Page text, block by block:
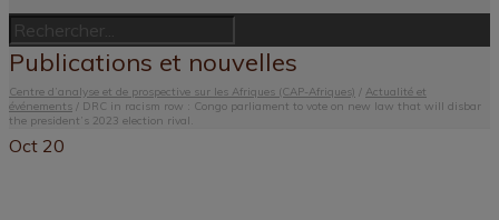
Publications et nouvelles
Centre d’analyse et de prospective sur les Afriques (CAP-Afriques) / Actualité et
événements / DRC in racism row : Congo parliament to vote on new law that will disbar
the president’s 2023 election rival.
Oct 20